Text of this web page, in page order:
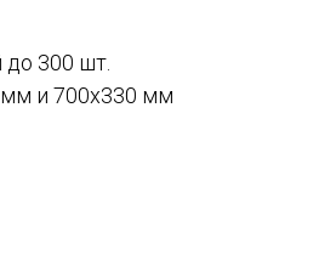
300 шт.
мм и 700х330 мм